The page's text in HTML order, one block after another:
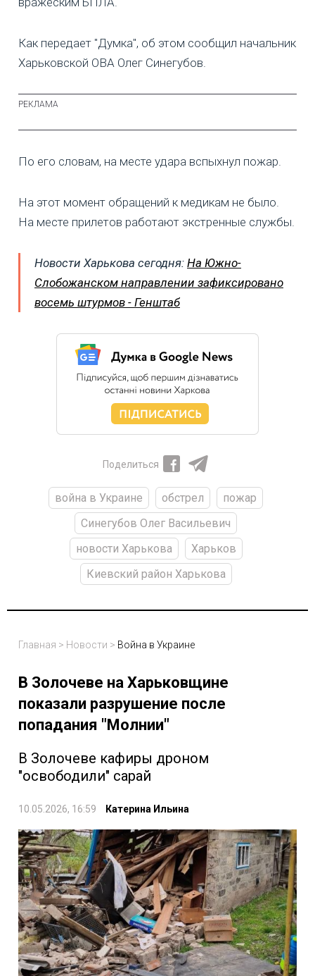
Как передает "Думка", об этом сообщил начальник
Харьковской ОВА Олег Синегубов.
По его словам, на месте удара вспыхнул пожар.
На этот момент обращений к медикам не было.
На месте прилетов работают экстренные службы.
Новости Харькова сегодня: На Южно-
Слобожанском направлении зафиксировано
восемь штурмов - Генштаб
Поделиться
война в Украине обстрел
пожар
Синегубов Олег Васильевич
новости Харькова
Харьков
Киевский район Харькова
Главная > Новости > Война в Украине
В Золочеве на Харьковщине
показали разрушение после
попадания "Молнии"
В Золочеве кафиры дроном
"освободили" сарай
10.05.2026, 16:59 Катерина Ильина